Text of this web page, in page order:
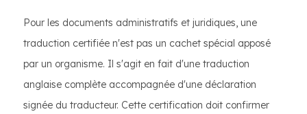
Pour les documents administratifs et juridiques, une
traduction certifiée n'est pas un cachet spécial apposé
par un organisme. Il s'agit en fait d'une traduction
anglaise complète accompagnée d'une déclaration
signée du traducteur. Cette certification doit confirmer